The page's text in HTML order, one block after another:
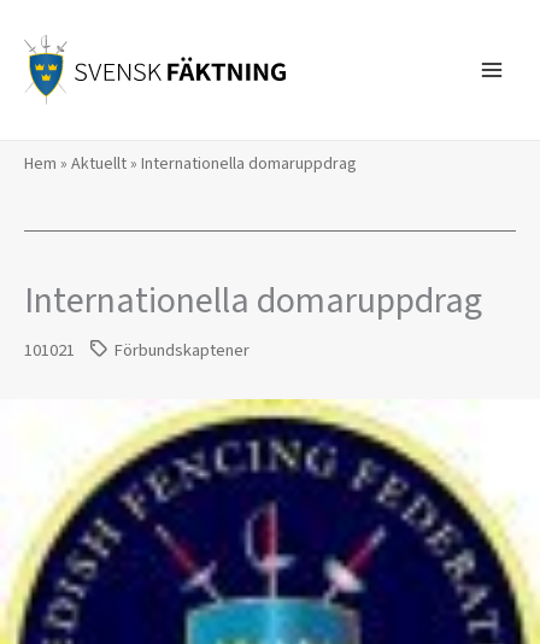
innehåll
Hem » Aktuellt» Internationella domaruppdrag
Internationella domaruppdrag
101021 Förbundskaptener